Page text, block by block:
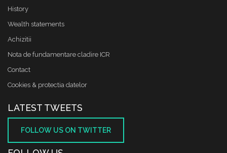
History
Wealth statements
Achizitii
Nota de fundamentare cladire ICR
Contact
Cookies & protectia datelor
LATEST TWEETS
FOLLOW US ON TWITTER